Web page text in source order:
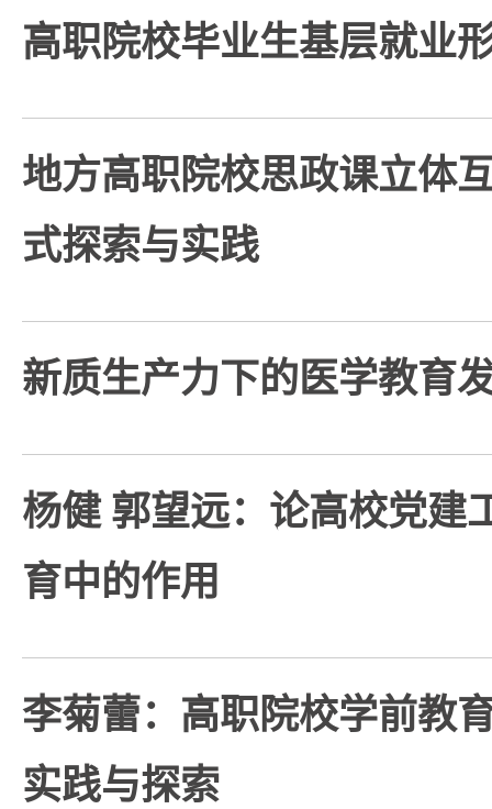
高职院校毕业生基层就业
地方高职院校思政课立体
式探索与实践
新质生产力下的医学教育
杨健 郭望远：论高校党建
育中的作用
李菊蕾：高职院校学前教
实践与探索